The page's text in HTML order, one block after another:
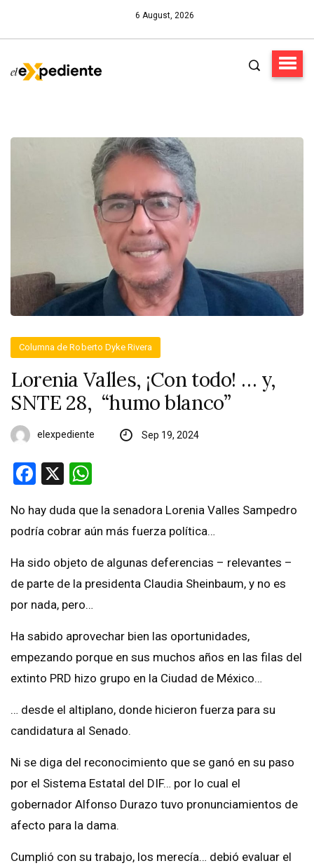
6 August, 2026
Columna de Roberto Dyke Rivera
Lorenia Valles, ¡Con todo! … y,
SNTE 28, “humo blanco”
elexpediente Sep 19, 2024
Facebook
X
No hay duda que la senadora Lorenia Valles Sampedro
podría cobrar aún más fuerza política…
Ha sido objeto de algunas deferencias – relevantes –
de parte de la presidenta Claudia Sheinbaum, y no es
por nada, pero…
Ha sabido aprovechar bien las oportunidades,
empezando porque en sus muchos años en las filas del
extinto PRD hizo grupo en la Ciudad de México…
… desde el altiplano, donde hicieron fuerza para su
candidatura al Senado.
Ni se diga del reconocimiento que se ganó en su paso
por el Sistema Estatal del DIF… por lo cual el
gobernador Alfonso Durazo tuvo pronunciamientos de
afecto para la dama.
Cumplió con su trabajo, los merecía… debió evaluar el